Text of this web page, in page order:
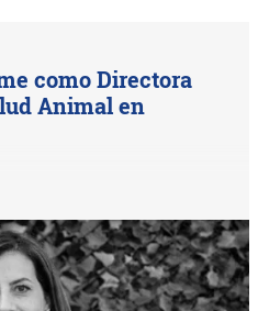
como Directora
Animal en